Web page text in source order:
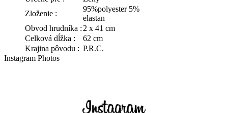
Zloženie :
95%polyester 5%
elastan
Obvod hrudníka :2 x 41 cm
Celková dĺžka :
62 cm
Krajina pôvodu : P.R.C.
Instagram Photos